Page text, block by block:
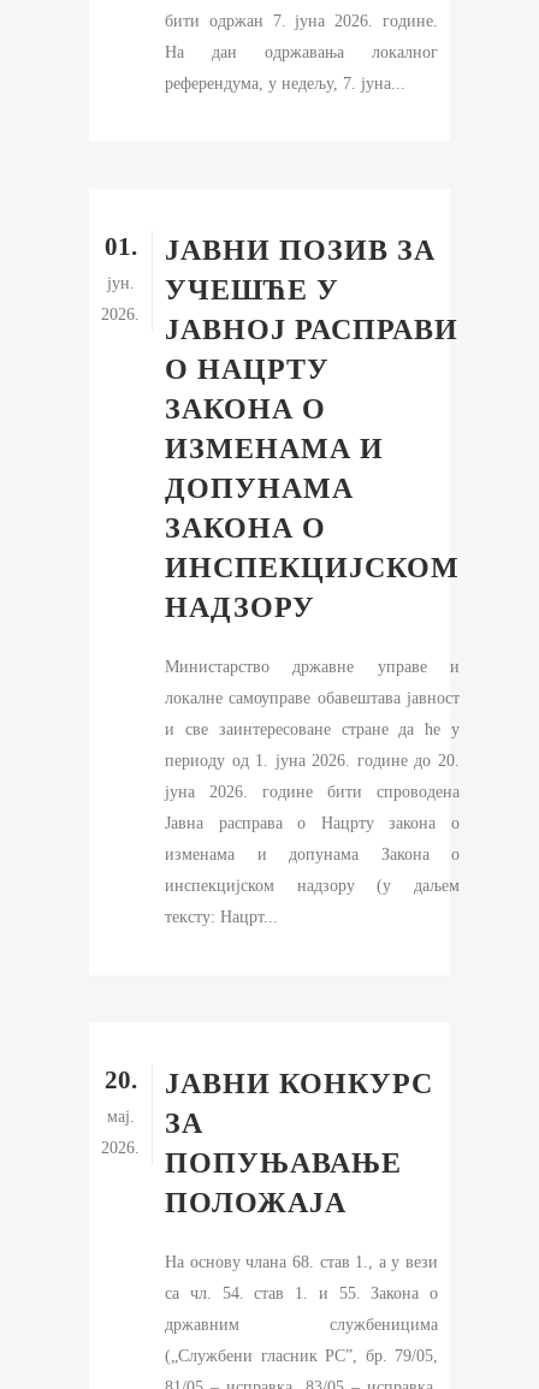
бити одржан 7. јуна 2026. године.
На дан одржавања локалног
референдума, у недељу, 7. јуна...
01.
јун.
2026.
ЈАВНИ ПОЗИВ ЗА
УЧЕШЋЕ У
ЈАВНОЈ РАСПРАВИ
О НАЦРТУ
ЗАКОНА О
ИЗМЕНАМА И
ДОПУНАМА
ЗАКОНА О
ИНСПЕКЦИЈСКОМ
НАДЗОРУ
Mинистарство државне управе и
локалне самоуправе обавештава јавност
и све заинтересоване стране да ће у
периоду од 1. јуна 2026. године до 20.
јуна 2026. године бити спроводена
Jавна расправа о Нацрту закона о
изменама и допунама Закона о
инспекцијском надзору (у даљем
тексту: Нацрт...
20.
мај.
2026.
ЈАВНИ КОНКУРС
ЗА
ПОПУЊАВАЊЕ
ПОЛОЖАЈА
На основу члана 68. став 1., а у вези
са чл. 54. став 1. и 55. Закона о
државним службеницима
(„Службени гласник РС”, бр. 79/05,